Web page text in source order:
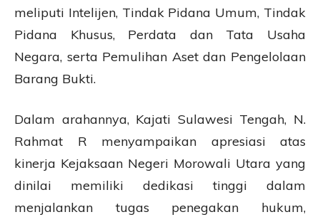
meliputi Intelijen, Tindak Pidana Umum, Tindak
Pidana Khusus, Perdata dan Tata Usaha
Negara, serta Pemulihan Aset dan Pengelolaan
Barang Bukti.
Dalam arahannya, Kajati Sulawesi Tengah, N.
Rahmat R menyampaikan apresiasi atas
kinerja Kejaksaan Negeri Morowali Utara yang
dinilai memiliki dedikasi tinggi dalam
menjalankan tugas penegakan hukum,